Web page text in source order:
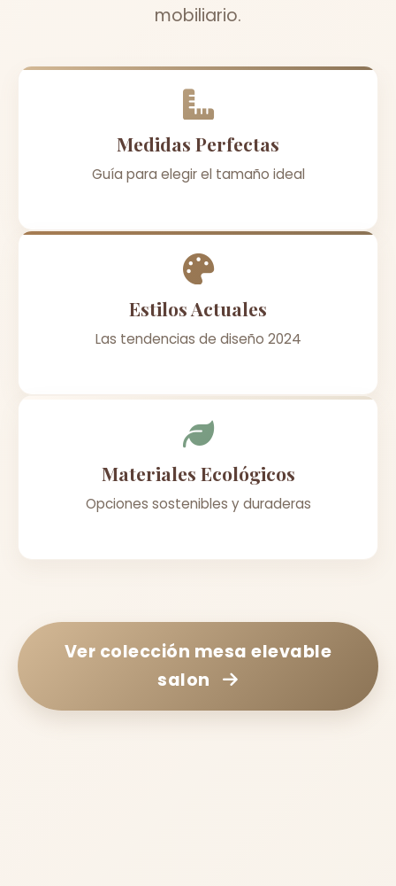
mobiliario.
Medidas Perfectas
Guía para elegir el tamaño ideal
Estilos Actuales
Las tendencias de diseño 2024
Materiales Ecológicos
Opciones sostenibles y duraderas
Ver colección mesa elevable
salon